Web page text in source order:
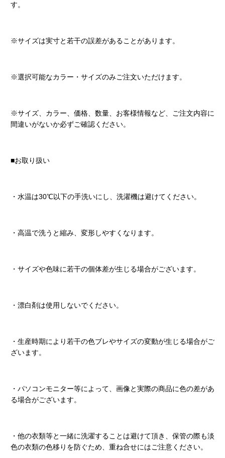
す。
※サイズは実寸と若干の誤差があることがあります。
※選択可能なカラー・サイズのみご注文いただけます。
※サイズ、カラー、価格、数量、お客様情報など、ご注文内容に
間違いがないか必ずご確認ください。
■お取り扱い
・水温は30℃以下の手洗いにし、洗濯機は避けてください。
・高温で洗うと縮み、変形しやすくなります。
・サイズや色味に若干の個体差が生じる場合がございます。
・漂白剤は使用しないでください。
・生産時期により若干の色ブレやサイズの変動が生じる場合がご
ざいます。
・パソコンモニター等によって、画像と実際の商品に色の差があ
る場合がございます。
・他の衣類等と一緒に洗濯することは避けて頂き、保管の際も淡
色の衣類の色移りを防ぐため、重ね合せにはご注意ください。